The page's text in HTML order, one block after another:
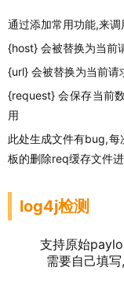
通过添加常用功能,来调
{host} 会被替换为当前
{url} 会被替换为当前请
{request} 会保存当前
用
此处生成文件有bug,每
板的删除req缓存文件
log4j检测
支持原始
需要自己填